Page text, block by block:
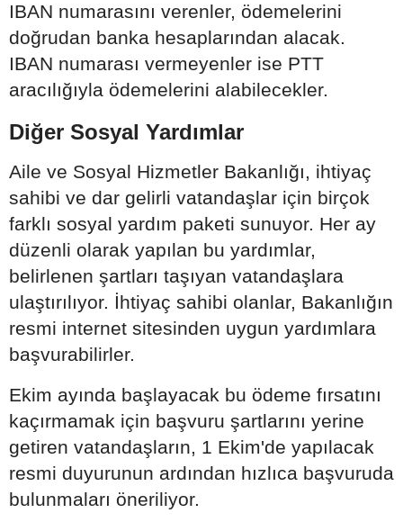
IBAN numarasını verenler, ödemelerini
doğrudan banka hesaplarından alacak.
IBAN numarası vermeyenler ise PTT
aracılığıyla ödemelerini alabilecekler.
Diğer Sosyal Yardımlar
Aile ve Sosyal Hizmetler Bakanlığı, ihtiyaç
sahibi ve dar gelirli vatandaşlar için birçok
farklı sosyal yardım paketi sunuyor. Her ay
düzenli olarak yapılan bu yardımlar,
belirlenen şartları taşıyan vatandaşlara
ulaştırılıyor. İhtiyaç sahibi olanlar, Bakanlığın
resmi internet sitesinden uygun yardımlara
başvurabilirler.
Ekim ayında başlayacak bu ödeme fırsatını
kaçırmamak için başvuru şartlarını yerine
getiren vatandaşların, 1 Ekim'de yapılacak
resmi duyurunun ardından hızlıca başvuruda
bulunmaları öneriliyor.